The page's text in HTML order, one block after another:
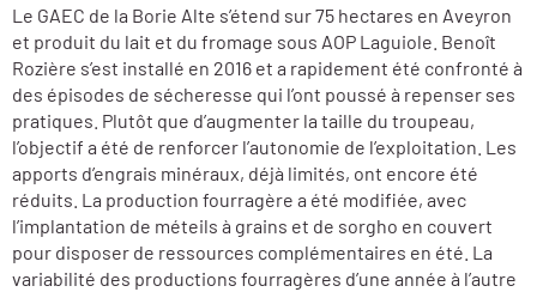
Le GAEC de la Borie Alte s’étend sur 75 hectares en Aveyron
et produit du lait et du fromage sous AOP Laguiole. Benoît
Rozière s’est installé en 2016 et a rapidement été confronté à
des épisodes de sécheresse qui l’ont poussé à repenser ses
pratiques. Plutôt que d’augmenter la taille du troupeau,
l’objectif a été de renforcer l’autonomie de l’exploitation. Les
apports d’engrais minéraux, déjà limités, ont encore été
réduits. La production fourragère a été modifiée, avec
l’implantation de méteils à grains et de sorgho en couvert
pour disposer de ressources complémentaires en été. La
variabilité des productions fourragères d’une année à l’autre